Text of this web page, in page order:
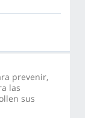
prevenir,
las
sus